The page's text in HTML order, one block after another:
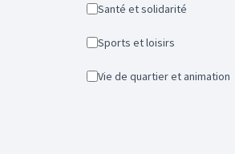
Santé et solidarité
Sports et loisirs
Vie de quartier et animation